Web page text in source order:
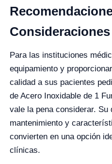
Para las instituciones
equipamiento y
calidad a sus pacientes
de Acero Inoxidable de 1
vale la pena considerar. Su
mantenimiento y
convierten en una opción
clínicas.